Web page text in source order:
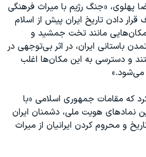
پهلوی، «جنگ رژیم با میراث فرهنگی
دادن تاریخ ایران پیش از اسلام
مانند تخت جمشید و
باستانی ایران، در اثر بی‌توجهی در
و دسترسی به این مکان‌ها اغلب
که مقامات جمهوری اسلامی «با
نمادهای هویت ملی، دشمنان ایران
و محروم کردن ایرانیان از میراث